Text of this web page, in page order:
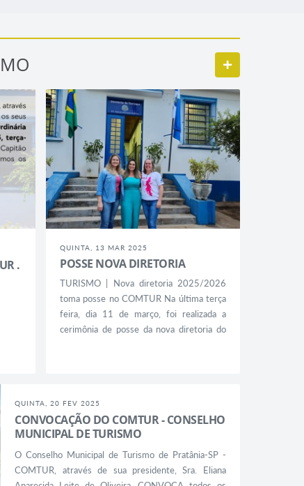
.
QUINTA, 13 MAR 2025
POSSE NOVA DIRETORIA
TURISMO | Nova diretoria 2025/2026
toma posse no COMTUR Na última terça
feira, dia 11 de março, foi realizada a
cerimônia de posse da nova diretoria do
vice-presidente, Silmara Bassetto, à
secretária executiva Karla Rachel Claes, e
aos conselheiros e suplentes...
QUINTA, 20 FEV 2025
CONVOCAÇÃO DO COMTUR - CONSELHO
MUNICIPAL DE TURISMO
O Conselho Municipal de Turismo de Pratânia-SP -
COMTUR, através de sua presidente, Sra. Eliana